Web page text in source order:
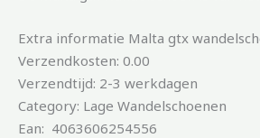
Extra informatie Malta gtx
Verzendkosten: 0.00
Verzendtijd: 2-3 werkdagen
Category: Lage Wandelschoenen
Ean: 4063606254556